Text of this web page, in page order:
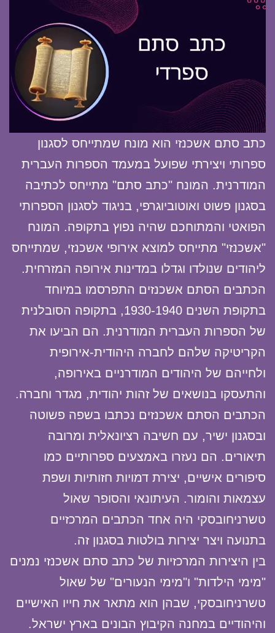
כתב סתם אשכנזי הוא מונח שמתייחס לסגנון
ספרותי ויצירתי שפועל במעמד הספרות העברית
המודרנית. המונח "כתב סתם" מתייחס לכתיבה
בסגנון פשוט ואוטוביוגרפי, בניגוד לסגנון הספרותי
הפואטי והמתוחכם שהיה נפוץ בתקופה. המונח
"אשכנזי" מתייחס למוצא אירופי אשכנזי, שמתייחס
ליהודים שנולדו וגדלו במדינות אירופה המזרחית.
הכתבים הסתם אשכנזים התפרסמו במיוחד
בתקופת השנים 1930-1940, בתקופה הסובלנית
של הספרות העברית המודרנית. הם הביעו את
הקריטיקה שלהם לחברה היהודית-אירופית
ולחייהם של היהודים המודרניים באירופה,
והתעסקו בנושאים של זהות יהודית, מגדר וחברה.
הכתבים הסתם אשכנזים נכתבו בשפה פשוטה
ובסגנון ישיר, עם חשיבה רציונאלית ומרובה
תיאורים. הם נעזרו באמצעים ספרותיים כמו
סיפורים אישיים, יצירת דמויות חזותיות ושפת
עצמאות והומור. העיתונאי והסופר שאול
טשרניחובסקי היה אחד הכתבים המרכזיים
בתנועה ויצר יצירות בולטות בסגנון זה.
בין היצירות המרכזיות של כתב סתם אשכנזי נמנים
"מימי הילדות" ו"מימי הנעורים" של שאול
טשרניחובסקי, שבהן הוא מתאר את חייו האישיים
והיהודיים במחנה הקיבוץ הבונים בארץ ישראל.